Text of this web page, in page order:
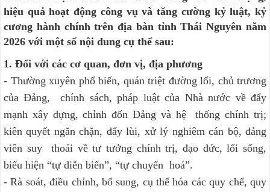
hiệu quả hoạt động công vụ và tăng cường kỷ luật, kỷ
cương hành chính trên địa bàn tỉnh Thái Nguyên năm
2026 với một số nội dung cụ thể sau:
1. Đối với các cơ quan, đơn vị, địa phương
- Thường xuyên phổ biến, quán triệt đường lối, chủ trương
của Đảng, chính sách, pháp luật của Nhà nước về đẩy
mạnh xây dựng, chỉnh đốn Đảng và hệ thống chính trị;
kiên quyết ngăn chặn, đẩy lùi, xử lý nghiêm cán bộ, đảng
viên suy thoái về tư tưởng chính trị, đạo đức, lối sống,
biểu hiện “tự diễn biến”, “tự chuyển hoá”.
- Rà soát, điều chỉnh, bổ sung, cụ thể hóa các quy chế, quy